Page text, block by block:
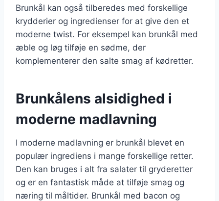
Brunkål kan også tilberedes med forskellige
krydderier og ingredienser for at give den et
moderne twist. For eksempel kan brunkål med
æble og løg tilføje en sødme, der
komplementerer den salte smag af kødretter.
Brunkålens alsidighed i
moderne madlavning
I moderne madlavning er brunkål blevet en
populær ingrediens i mange forskellige retter.
Den kan bruges i alt fra salater til gryderetter
og er en fantastisk måde at tilføje smag og
næring til måltider. Brunkål med bacon og